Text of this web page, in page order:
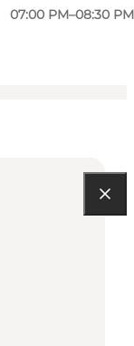
07:00 PM–08:30 PM
Children